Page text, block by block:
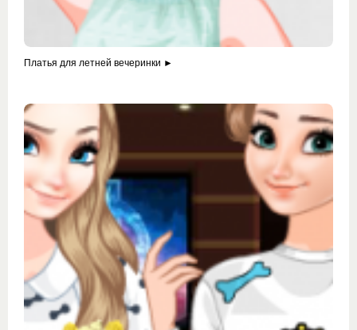
Платья для летней вечеринки ►